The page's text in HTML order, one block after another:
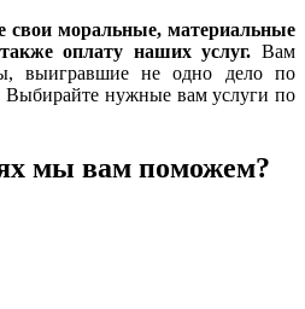
свои моральные, материальные
оплату наших услуг. Вам
выигравшие не одно дело по
Выбирайте нужные вам услуги по
мы вам поможем?